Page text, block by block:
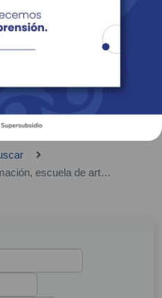
Directorio Servicios En Línea
Buscador de Programa de formación, escuela de arte, escuela deportiva